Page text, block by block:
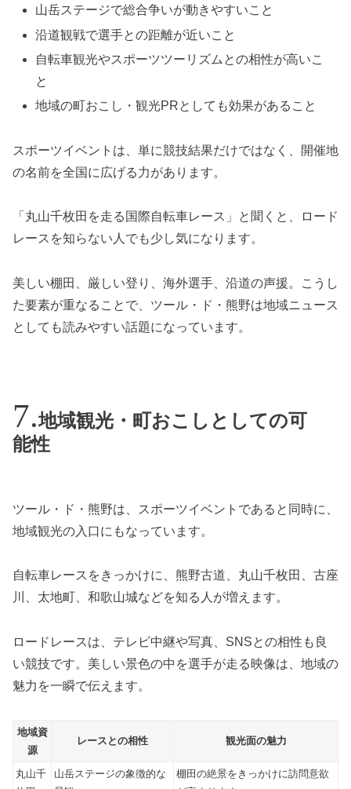
山岳ステージで総合争いが動きやすいこと
沿道観戦で選手との距離が近いこと
自転車観光やスポーツツーリズムとの相性が高いこ
と
地域の町おこし・観光PRとしても効果があること
スポーツイベントは、単に競技結果だけではなく、開催地
の名前を全国に広げる力があります。
「丸山千枚田を走る国際自転車レース」と聞くと、ロード
レースを知らない人でも少し気になります。
美しい棚田、厳しい登り、海外選手、沿道の声援。こうし
た要素が重なることで、ツール・ド・熊野は地域ニュース
としても読みやすい話題になっています。
地域観光・町おこしとしての可
能性
ツール・ド・熊野は、スポーツイベントであると同時に、
地域観光の入口にもなっています。
自転車レースをきっかけに、熊野古道、丸山千枚田、古座
川、太地町、和歌山城などを知る人が増えます。
ロードレースは、テレビ中継や写真、SNSとの相性も良
い競技です。美しい景色の中を選手が走る映像は、地域の
魅力を一瞬で伝えます。
地域資
源
レースとの相性 観光面の魅力
丸山千
山岳ステージの象徴的な
棚田の絶景をきっかけに訪問意欲